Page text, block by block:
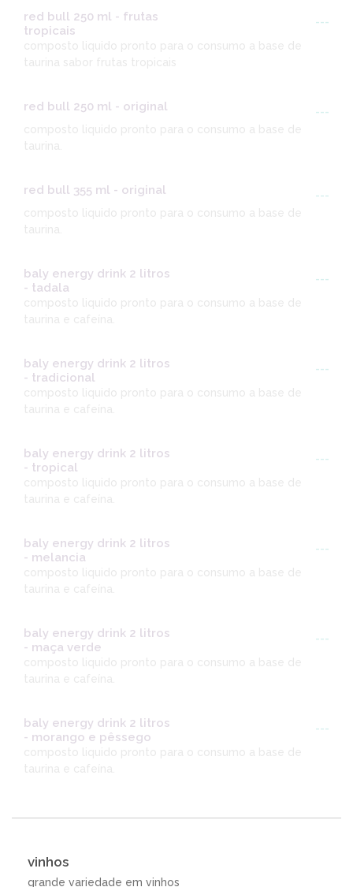
red bull 250 ml - frutas
tropicais
---
composto liquido pronto para o consumo a base de
taurina sabor frutas tropicais
red bull 250 ml - original
---
composto liquido pronto para o consumo a base de
red bull 355 ml - original
---
composto liquido pronto para o consumo a base de
baly energy drink 2 litros
- tadala
---
composto liquido pronto para o consumo a base de
taurina e cafeína.
baly energy drink 2 litros
- tradicional
---
composto liquido pronto para o consumo a base de
taurina e cafeína.
baly energy drink 2 litros
- tropical
---
composto liquido pronto para o consumo a base de
taurina e cafeína.
baly energy drink 2 litros
- melancia
---
composto liquido pronto para o consumo a base de
taurina e cafeína.
baly energy drink 2 litros
- maça verde
---
composto liquido pronto para o consumo a base de
taurina e cafeína.
baly energy drink 2 litros
- morango e pêssego
---
composto liquido pronto para o consumo a base de
taurina e cafeína.
vinhos
grande variedade em vinhos